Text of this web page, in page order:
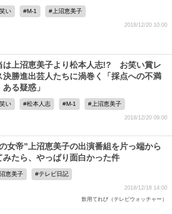
い M-1 上沼恵美子
2018/12/20 10:00
は上沼恵美子より松本人志!? お笑い賞レ
決勝進出芸人たちに渦巻く「採点への不満
ある疑惑」
い 松本人志 M-1 上沼恵美子
2018/12/20 09:00
女帝”上沼恵美子の出演番組を片っ端から
みたら、やっぱり面白かった件
沼恵美子 テレビ日記
2018/12/18 14:00
飲用てれび（テレビウォッチャー）